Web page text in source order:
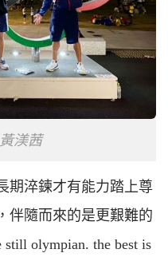
渼茜
期淬鍊才有能力踏上尊
伴隨而來的是更艱難的
olympian. the best is